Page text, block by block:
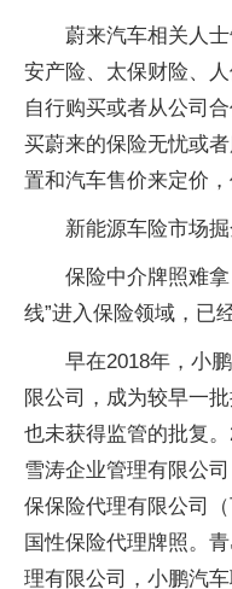
蔚来汽车相关人
安产险、太保财险、
自行购买或者从公司
买蔚来的保险无忧或
置和汽车售价来定价
新能源车险市场
保险中介牌照难
线”进入保险领域，已
早在2018年，小
限公司，成为较早一
也未获得监管的批复
雪涛企业管理有限公
保保险代理有限公司
国性保险代理牌照。
理有限公司，小鹏汽